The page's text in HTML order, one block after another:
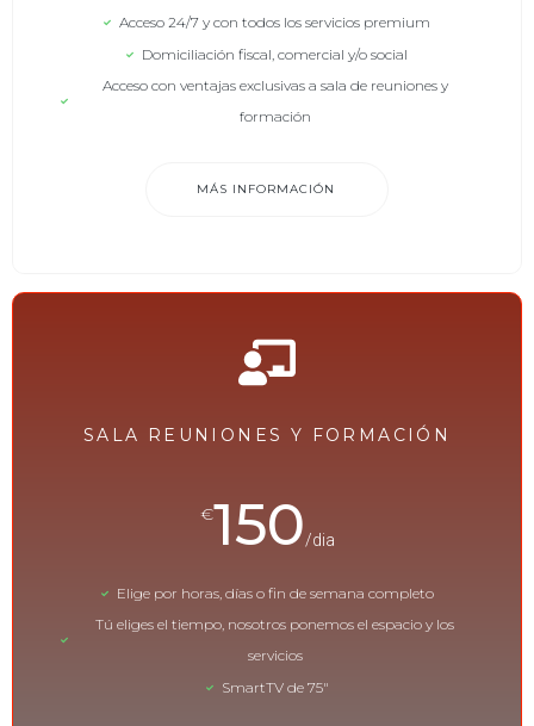
Acceso 24/7 y con todos los servicios premium
Domiciliación fiscal, comercial y/o social
Acceso con ventajas exclusivas a sala de reuniones y
formación
MÁS INFORMACIÓN
SALA REUNIONES Y FORMACIÓN
€150/dia
Elige por horas, días o fin de semana completo
Tú eliges el tiempo, nosotros ponemos el espacio y los
servicios
SmartTV de 75"